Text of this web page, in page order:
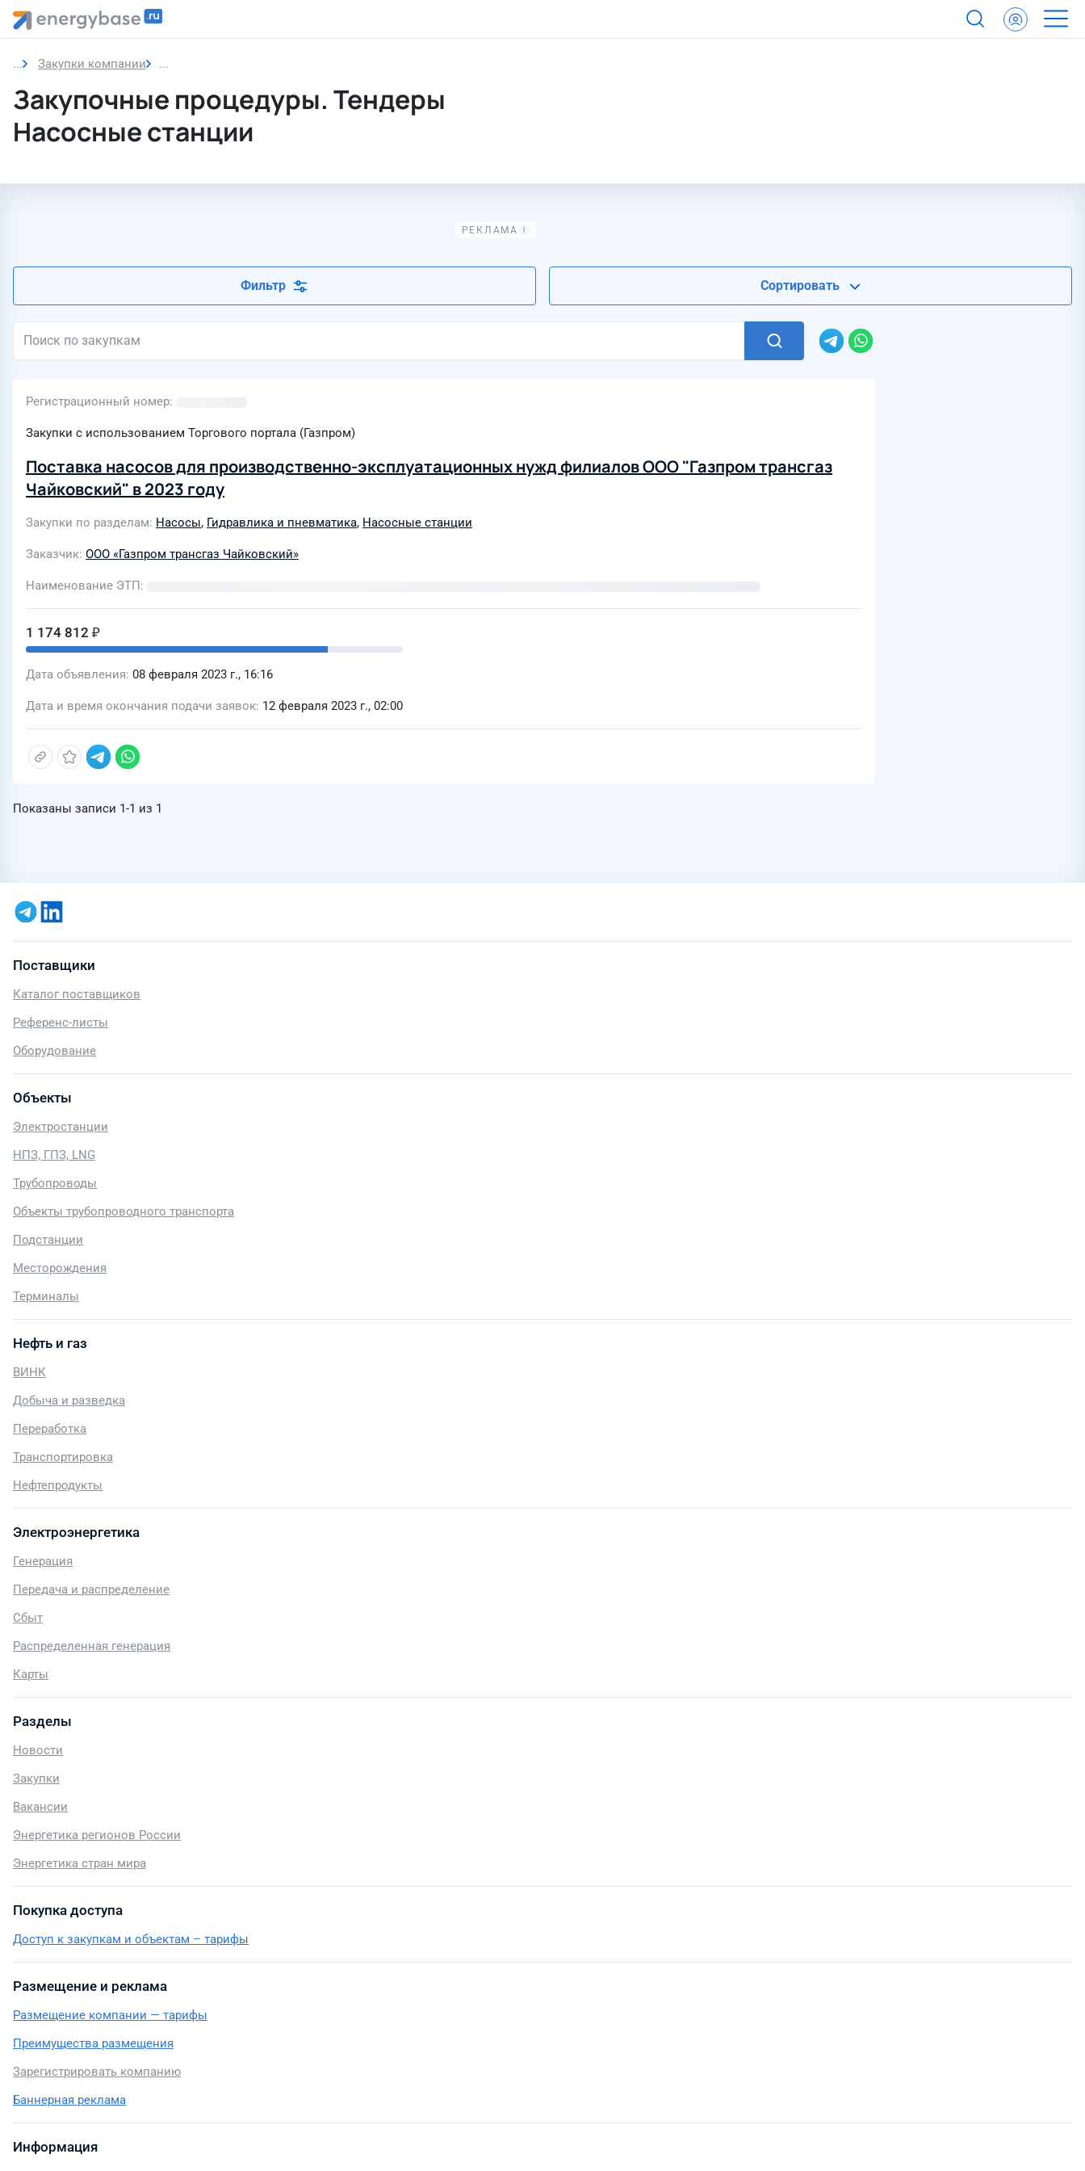
Закупки компании Насосные станции
Закупочные процедуры. Тендеры
Насосные станции
Фильтр Сортировать
Регистрационный номер
Закупки с использованием Торгового портала (Газпром)
Поставка насосов для производственно-эксплуатационных нужд филиалов ООО "Газпром трансгаз
Чайковский" в 2023 году
Закупки по разделам Насосы, Гидравлика и пневматика, Насосные станции
Заказчик ООО «Газпром трансгаз Чайковский»
Наименование ЭТП
1 174 812 ₽
Дата объявления 08 февраля 2023 г., 16:16
Дата и время окончания подачи заявок 12 февраля 2023 г., 02:00
Показаны записи 1-1 из 1
Поставщики
Каталог поставщиков
Референс-листы
Оборудование
Объекты
Электростанции
НПЗ, ГПЗ, LNG
Трубопроводы
Объекты трубопроводного транспорта
Подстанции
Месторождения
Терминалы
Нефть и газ
ВИНК
Добыча и разведка
Переработка
Транспортировка
Нефтепродукты
Электроэнергетика
Генерация
Передача и распределение
Сбыт
Распределенная генерация
Карты
Разделы
Новости
Закупки
Вакансии
Энергетика регионов России
Энергетика стран мира
Покупка доступа
Доступ к закупкам и объектам – тарифы
Размещение и реклама
Размещение компании — тарифы
Преимущества размещения
Зарегистрировать компанию
Баннерная реклама
Информация